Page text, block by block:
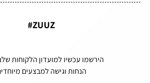
ZUUZ#
הירשמו עכשיו למועדון הלקוחות
הנחות וגישה למבצעים